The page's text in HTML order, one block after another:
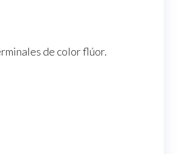
de color flúor.